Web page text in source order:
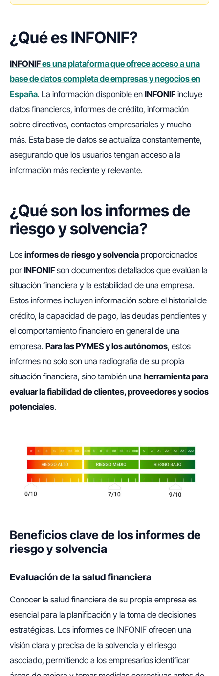
¿Qué es INFONIF?
INFONIFes una plataforma que ofrece acceso a una
base de datos completa de empresas y negocios en
España. La información disponible en INFONIF incluye
datos financieros, informes de crédito, información
sobre directivos, contactos empresariales y mucho
más. Esta base de datos se actualiza constantemente,
asegurando que los usuarios tengan acceso a la
información más reciente y relevante.
¿Qué son los informes de
riesgo y solvencia?
Los informes de riesgo y solvencia proporcionados
por INFONIF son documentos detallados que evalúan la
situación financiera y la estabilidad de una empresa.
Estos informes incluyen información sobre el historial de
crédito, la capacidad de pago, las deudas pendientes y
el comportamiento financiero en general de una
empresa. Para las PYMES y los autónomos, estos
informes no solo son una radiografía de su propia
situación financiera, sino también una herramienta para
evaluar la fiabilidad de clientes, proveedores y socios
potenciales.
Beneficios clave de los informes de
riesgo y solvencia
Evaluación de la salud financiera
Conocer la salud financiera de su propia empresa es
esencial para la planificación y la toma de decisiones
estratégicas. Los informes de INFONIF ofrecen una
visión clara y precisa de la solvencia y el riesgo
asociado, permitiendo a los empresarios identificar